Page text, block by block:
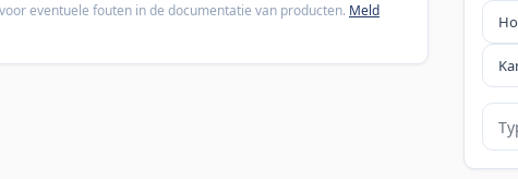
eventuele fouten in de documentatie van producten. Meld
Je